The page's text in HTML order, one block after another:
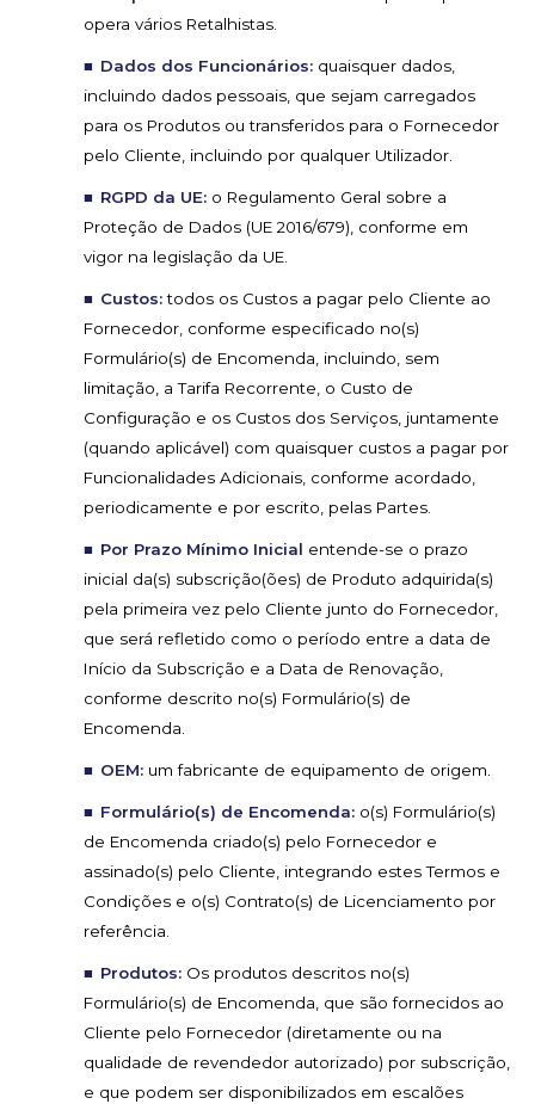
opera vários Retalhistas.
Dados dos Funcionários: quaisquer dados,
incluindo dados pessoais, que sejam carregados
para os Produtos ou transferidos para o Fornecedor
pelo Cliente, incluindo por qualquer Utilizador.
RGPD da UE: o Regulamento Geral sobre a
Proteção de Dados (UE 2016/679), conforme em
vigor na legislação da UE.
Custos:todos os Custos a pagar pelo Cliente ao
Fornecedor, conforme especificado no(s)
Formulário(s) de Encomenda, incluindo, sem
limitação, a Tarifa Recorrente, o Custo de
Configuração e os Custos dos Serviços, juntamente
(quando aplicável) com quaisquer custos a pagar por
Funcionalidades Adicionais, conforme acordado,
periodicamente e por escrito, pelas Partes.
Por Prazo Mínimo Inicial entende-se o prazo
inicial da(s) subscrição(ões) de Produto adquirida(s)
pela primeira vez pelo Cliente junto do Fornecedor,
que será refletido como o período entre a data de
Início da Subscrição e a Data de Renovação,
conforme descrito no(s) Formulário(s) de
Encomenda.
OEM: um fabricante de equipamento de origem.
Formulário(s) de Encomenda: o(s) Formulário(s)
de Encomenda criado(s) pelo Fornecedor e
assinado(s) pelo Cliente, integrando estes Termos e
Condições e o(s) Contrato(s) de Licenciamento por
referência.
Produtos: Os produtos descritos no(s)
Formulário(s) de Encomenda, que são fornecidos ao
Cliente pelo Fornecedor (diretamente ou na
qualidade de revendedor autorizado) por subscrição,
e que podem ser disponibilizados em escalões